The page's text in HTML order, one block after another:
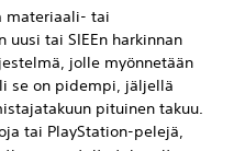
materiaali- tai
tai SIEEn harkinnan
jolle myönnetään
se on pidempi, jäljellä
pituinen takuu.
tai PlayStation-pelejä,